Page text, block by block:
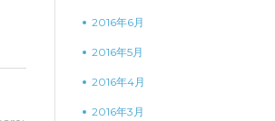
2016年6月
2016年5月
2016年4月
2016年3月